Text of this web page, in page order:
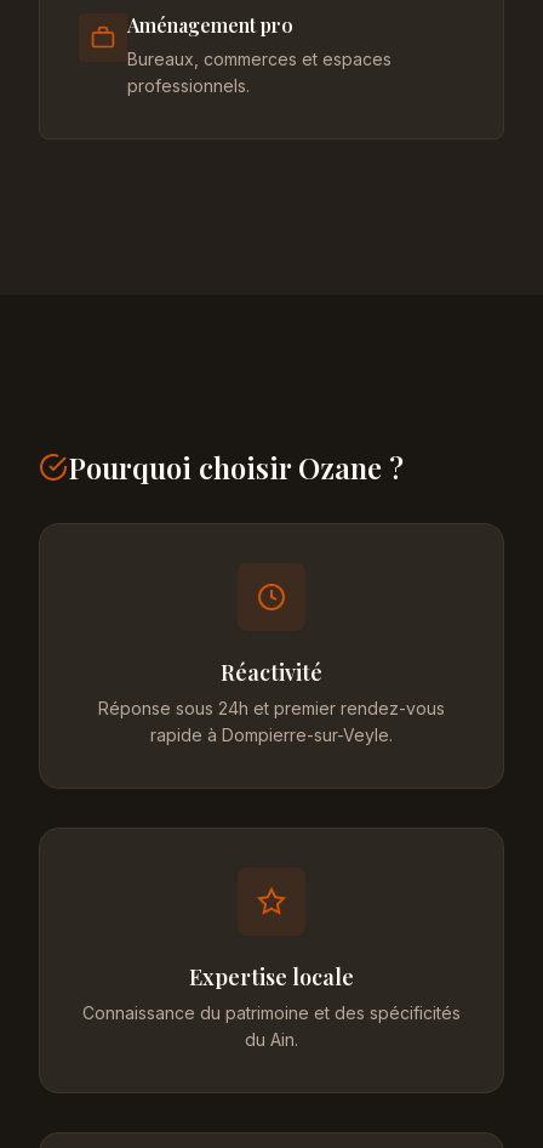
Aménagement pro
Bureaux, commerces et espaces
professionnels.
Pourquoi choisir Ozane ?
Réactivité
Réponse sous 24h et premier rendez-vous
rapide à Dompierre-sur-Veyle.
Expertise locale
Connaissance du patrimoine et des spécificités
du Ain.